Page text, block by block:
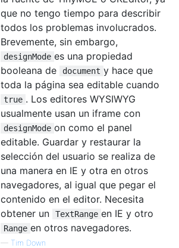
que no tengo tiempo para describir
todos los problemas involucrados.
Brevemente, sin embargo,
designMode es una propiedad
booleana de
document y hace que
toda la página sea editable cuando
true . Los editores WYSIWYG
usualmente usan un iframe con
designMode on como el panel
editable. Guardar y restaurar la
selección del usuario se realiza de
una manera en IE y otra en otros
navegadores, al igual que pegar el
contenido en el editor. Necesita
obtener un
TextRange en IE y otro
Range en otros navegadores.
— Tim Down